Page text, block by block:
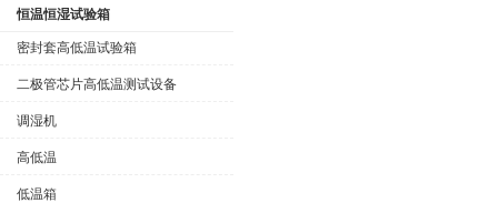
恒温恒湿试验箱
密封套高低温试验箱
二极管芯片高低温测试设备
调湿机
高低温
低温箱